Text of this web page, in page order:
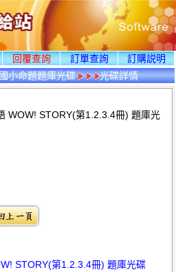
回覆查詢 訂單查詢
訂購説明
小命題題庫光碟 光碟詳情
WOW! STORY(第1.2.3.4冊) 題庫光
STORY(第1.2.3.4冊) 題庫光碟